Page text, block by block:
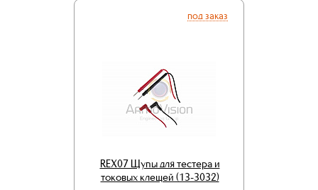
под заказ
REX07 Щупы для тестера и
токовых клещей (13-3032)